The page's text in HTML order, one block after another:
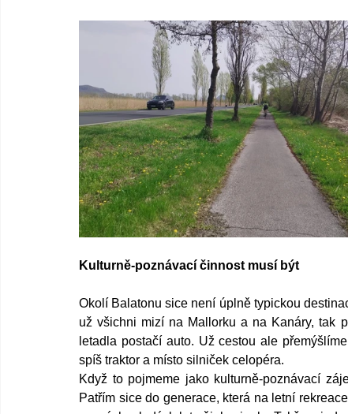
Kulturně-poznávací činnost musí být
Okolí Balatonu sice není úplně typickou
už všichni mizí na Mallorku a na Kanáry, tak
letadla postačí auto. Už cestou ale
spíš traktor a místo silniček celopéra.
Když to pojmeme jako kulturně-poznávací
Patřím sice do generace, která na letní